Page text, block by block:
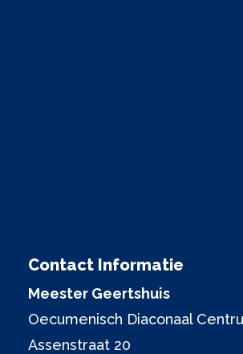
Contact Informatie
Meester Geertshuis
Oecumenisch Diaconaal
Assenstraat 20